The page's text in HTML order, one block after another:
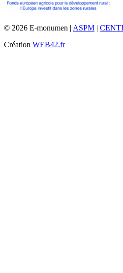
© 2026 E-monumen | ASPM |
Création WEB42.fr